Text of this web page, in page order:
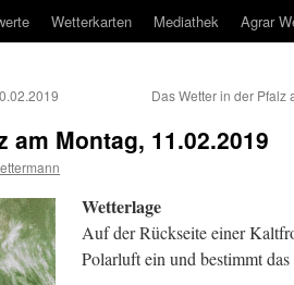
Wetterkarten Mediathek Agrar
Das Wetter in der Pfalz
am Montag, 11.02.2019
Wetterlage
Auf der Rückseite einer
Polarluft ein und bestimmt